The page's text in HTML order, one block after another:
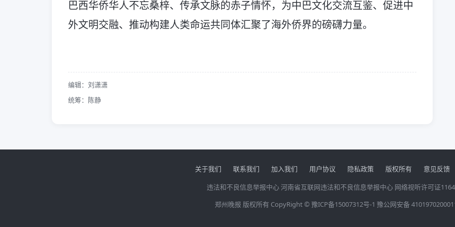
巴西华侨华人不忘桑梓、传承文脉的赤子情怀，为中巴文化交流互鉴、促进中
外文明交融、推动构建人类命运共同体汇聚了海外侨界的磅礴力量。
编辑：刘潇潇
统筹：陈静
关于我们 联系我们 加入我们 用户协议 隐私政策 版权所有 意见反馈
违法和不良信息举报中心河南省互联网违法和不良信息举报中心 网络视听许可证
郑州晚报 版权所有 CopyRight © 豫ICP备15007312号-1 豫公网安备